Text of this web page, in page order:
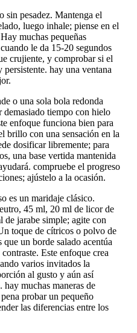
sin pesadez. Mantenga el
luego inhale; piense en el
muchas pequeñas
le da 15-20 segundos
crujiente, y comprobar si el
hay una ventana
o una sola bola redonda
tiempo con hielo
enfoque funciona bien para
brillo con una sensación en la
dosificar libremente; para
una base vertida mantenida
compruebe el progreso
ajústelo a la ocasión.
es un maridaje clásico.
45 ml, 20 ml de licor de
de jarabe simple; agite con
toque de cítricos o polvo de
un borde salado acentúa
Este enfoque crea
varios invitados la
al gusto y aún así
hay muchas maneras de
probar un pequeño
las diferencias entre los